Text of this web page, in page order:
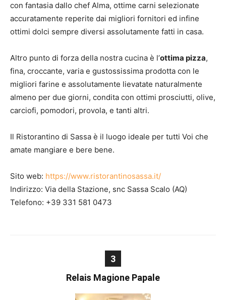
con fantasia dallo chef Alma, ottime carni selezionate
accuratamente reperite dai migliori fornitori ed infine
ottimi dolci sempre diversi assolutamente fatti in casa.
Altro punto di forza della nostra cucina è l’ottima pizza,
fina, croccante, varia e gustossissima prodotta con le
migliori farine e assolutamente lievatate naturalmente
almeno per due giorni, condita con ottimi prosciutti, olive,
carciofi, pomodori, provola, e tanti altri.
Il Ristorantino di Sassa è il luogo ideale per tutti Voi che
amate mangiare e bere bene.
Sito web: https://www.ristorantinosassa.it/
Indirizzo: Via della Stazione, snc Sassa Scalo (AQ)
Telefono: +39 331 581 0473
3
Relais Magione Papale